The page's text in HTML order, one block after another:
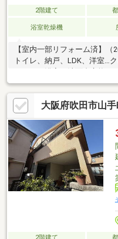
2階建て
浴室乾燥機
【室内一部リフォーム済】（
トイレ、納戸、LDK、洋室…
レ、洗面室に床暖房有■土地
１３２．０７㎡■地下鉄御
急千里線『豊津』駅 徒歩１
に便利です。～
大阪府吹田市山
2階建て